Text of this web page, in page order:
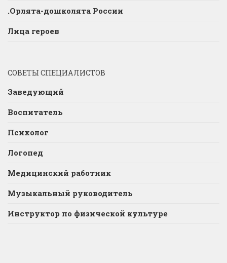
.Орлята-дошколята России
Лица героев
СОВЕТЫ СПЕЦИАЛИСТОВ
Заведующий
Воспитатель
Психолог
Логопед
Медицинский работник
Музыкальный руководитель
Инструктор по физической культуре